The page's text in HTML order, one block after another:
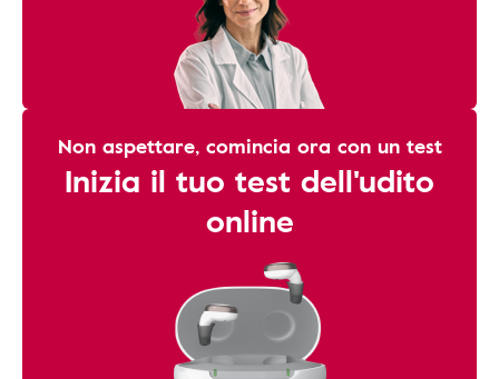
Non aspettare, comincia ora con un test
Inizia il tuo test dell'udito
online